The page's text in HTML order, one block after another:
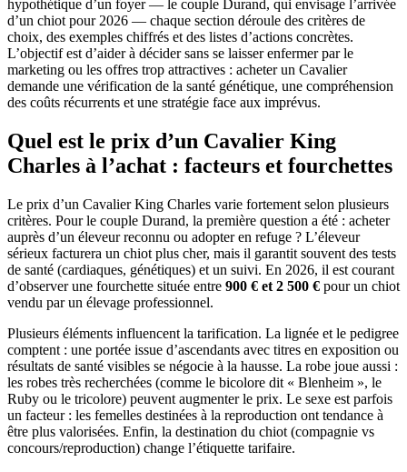
hypothétique d’un foyer — le couple Durand, qui envisage l’arrivée
d’un chiot pour 2026 — chaque section déroule des critères de
choix, des exemples chiffrés et des listes d’actions concrètes.
L’objectif est d’aider à décider sans se laisser enfermer par le
marketing ou les offres trop attractives : acheter un Cavalier
demande une vérification de la santé génétique, une compréhension
des coûts récurrents et une stratégie face aux imprévus.
Quel est le prix d’un Cavalier King
Charles à l’achat : facteurs et fourchettes
Le prix d’un Cavalier King Charles varie fortement selon plusieurs
critères. Pour le couple Durand, la première question a été : acheter
auprès d’un éleveur reconnu ou adopter en refuge ? L’éleveur
sérieux facturera un chiot plus cher, mais il garantit souvent des tests
de santé (cardiaques, génétiques) et un suivi. En 2026, il est courant
d’observer une fourchette située entre 900 € et 2 500 € pour un chiot
vendu par un élevage professionnel.
Plusieurs éléments influencent la tarification. La lignée et le pedigree
comptent : une portée issue d’ascendants avec titres en exposition ou
résultats de santé visibles se négocie à la hausse. La robe joue aussi :
les robes très recherchées (comme le bicolore dit « Blenheim », le
Ruby ou le tricolore) peuvent augmenter le prix. Le sexe est parfois
un facteur : les femelles destinées à la reproduction ont tendance à
être plus valorisées. Enfin, la destination du chiot (compagnie vs
concours/reproduction) change l’étiquette tarifaire.